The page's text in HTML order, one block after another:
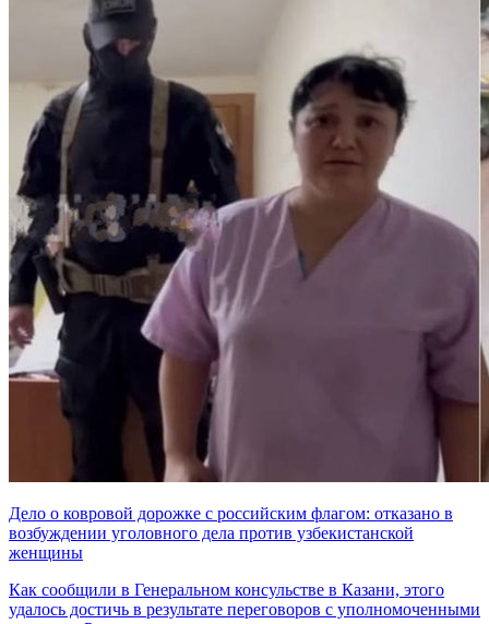
Дело о ковровой дорожке с российским флагом: отказано в
возбуждении уголовного дела против узбекистанской
женщины
Как сообщили в Генеральном консульстве в Казани, этого
удалось достичь в результате переговоров с уполномоченными